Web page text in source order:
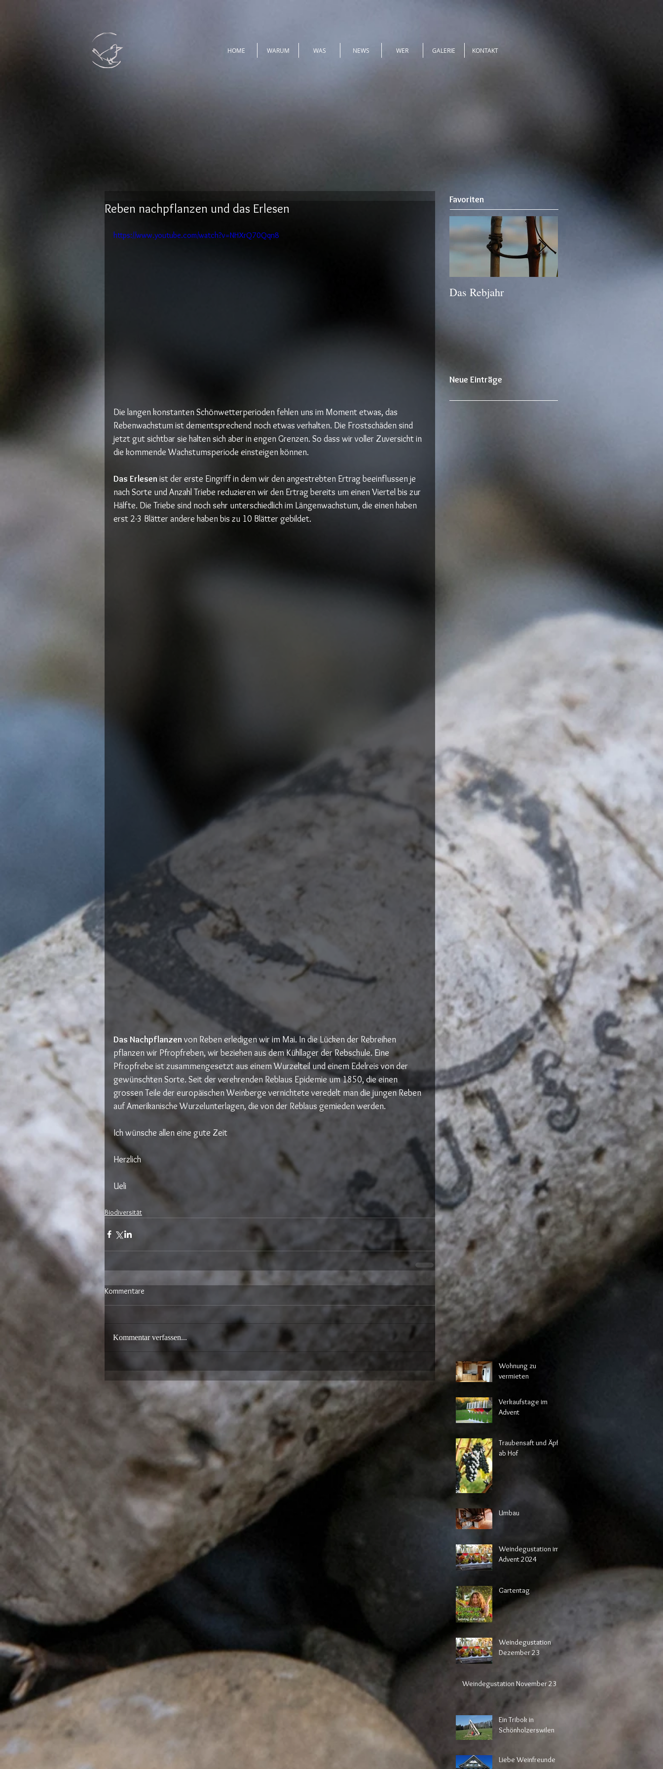
HOME WARUM WAS NEWS WER GALERIE KONTAKT
Reben nachpflanzen und das Erlesen
https://www.youtube.com/watch?v=NHXrQ70Qqn8
Die langen konstanten Schönwetterperioden fehlen uns im Moment etwas, das
Rebenwachstum ist dementsprechend noch etwas verhalten. Die Frostschäden sind
jetzt gut sichtbar sie halten sich aber in engen Grenzen. So dass wir voller Zuversicht in
die kommende Wachstumsperiode einsteigen können.
Das Erlesen ist der erste Eingriff in dem wir den angestrebten Ertrag beeinflussen je
nach Sorte und Anzahl Triebe reduzieren wir den Ertrag bereits um einen Viertel bis zur
Hälfte. Die Triebe sind noch sehr unterschiedlich im Längenwachstum, die einen haben
erst 2-3 Blätter andere haben bis zu 10 Blätter gebildet.
Das Nachpflanzen von Reben erledigen wir im Mai. In die Lücken der Rebreihen
pflanzen wir Pfropfreben, wir beziehen aus dem Kühllager der Rebschule. Eine
Pfropfrebe ist zusammengesetzt aus einem Wurzelteil und einem Edelreis von der
gewünschten Sorte. Seit der verehrenden Reblaus Epidemie um 1850, die einen
grossen Teile der europäischen Weinberge vernichtete veredelt man die jungen Reben
auf Amerikanische Wurzelunterlagen, die von der Reblaus gemieden werden.
Ich wünsche allen eine gute Zeit
Herzlich
Ueli
Biodiversität
Kommentare
Kommentar verfassen...
Favoriten
Das Rebjahr
Neue Einträge
Wohnung zu
vermieten
Verkaufstage im
Advent
Traubensaft und Äpfel
ab Hof
Umbau
Weindegustation im
Advent 2024
Gartentag
Weindegustation
Dezember 23
Weindegustation November 23
Ein Tribok in
Schönholzerswilen
Liebe Weinfreunde